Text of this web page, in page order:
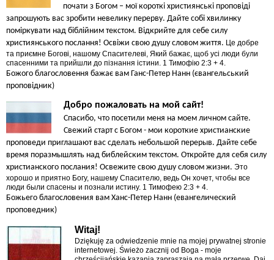
почати з Богом – мої короткі християнські проповіді
запрошують вас зробити невелику перерву. Дайте собі хвилинку
поміркувати над біблійним текстом. Відкрийте для себе силу
християнського послання! Освіжи свою душу словом життя.
Це добре
та приємне Богові, нашому Спасителеві, Який бажає, щоб усі люди були
спасенними та прийшли до пізнання істини. 1 Тимофію 2:3 + 4.
Божого благословення бажає вам Ганс-Петер Нанн (євангельський
проповідник)
Добро пожаловать на мой сайт!
Спасибо, что посетили меня на моем личном сайте.
Свежий старт с Богом - мои короткие христианские
проповеди приглашают вас сделать небольшой перерыв. Дайте себе
время поразмышлять над библейским текстом. Откройте для себя силу
христианского послания! Освежите свою душу словом жизни. Это
хорошо и приятно Богу, нашему Спасителю, ведь Он хочет, чтобы все
люди были спасены и познали истину. 1 Тимофею 2:3 + 4.
Божьего благословения вам Ханс-Петер Нанн (евангелический
проповедник)
Witaj!
Dziękuję za odwiedzenie mnie na mojej prywatnej stronie
internetowej. Świeżo zacznij od Boga - moje